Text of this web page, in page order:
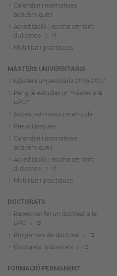
Calendari i normatives
acadèmiques
Acreditació i reconeixement
d'idiomes
Mobilitat i pràctiques
MÀSTERS UNIVERSITARIS
Màsters universitaris 2026-2027
Per què estudiar un màster a la
UPC?
Accés, admissió i matrícula
Preus i beques
Calendari i normatives
acadèmiques
Acreditació i reconeixement
d'idiomes
Mobilitat i pràctiques
DOCTORATS
Raons per fer un doctorat a la
UPC
Programes de doctorat
Doctorats industrials
FORMACIÓ PERMANENT